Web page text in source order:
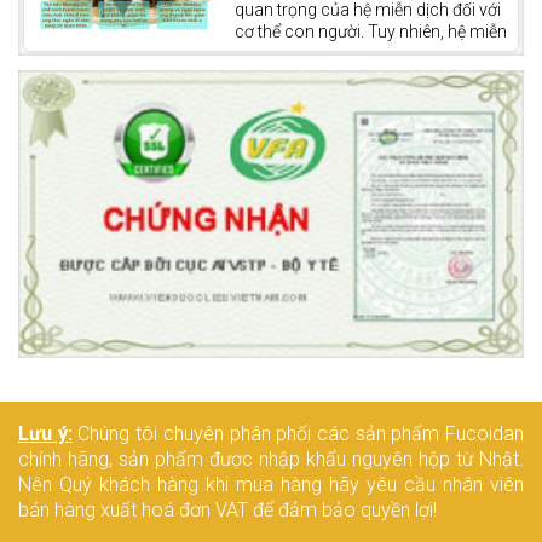
tố và tổng hợp các chất quan trọng
như dịch mật, glycogen và protein
quan trọng của hệ miễn dịch đối với
cơ thể con người. Tuy nhiên, hệ miễn
dịch còn đóng vai trò quan trọng
trong việc điều trị ung thư và góp
phần tăng khả năng chiến thắng
bệnh.
Lưu ý:Chúng tôi chuyên phân phối các sản phẩm Fucoidan
chính hãng, sản phẩm được nhập khẩu nguyên hộp từ Nhật.
Nên Quý khách hàng khi mua hàng hãy yêu cầu nhân viên
bán hàng xuất hoá đơn VAT để đảm bảo quyền lợi!